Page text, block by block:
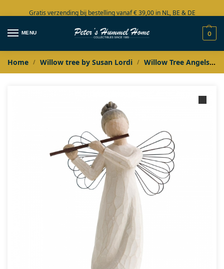
Gratis verzending bij bestelling vanaf € 39,00 in NL, BE & DE
Grote collectie in voorraad
MENU 0
Home / Willow tree by Susan Lordi / Willow Tree Angels